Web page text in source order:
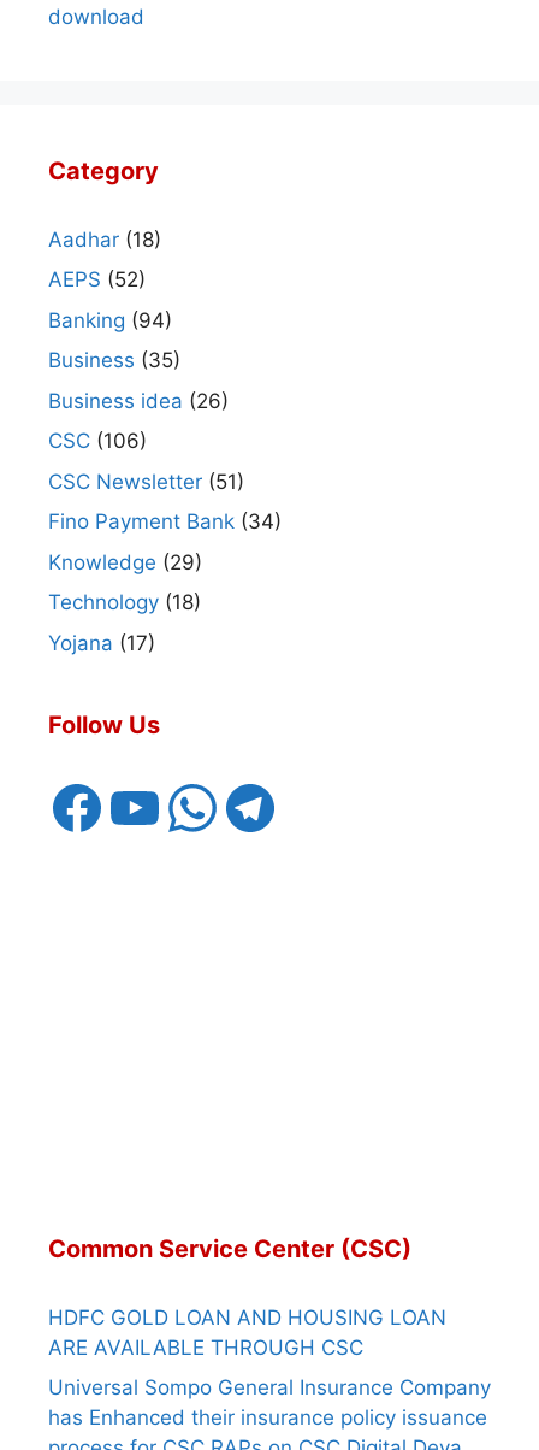
download
Category
Aadhar (18)
AEPS (52)
Banking (94)
Business (35)
Business idea (26)
CSC (106)
CSC Newsletter (51)
Fino Payment Bank (34)
Knowledge (29)
Technology (18)
Yojana (17)
Follow Us
FacebookYouTubeWhatsAppTelegram
Common Service Center (CSC)
HDFC GOLD LOAN AND HOUSING LOAN
ARE AVAILABLE THROUGH CSC
Universal Sompo General Insurance Company
has Enhanced their insurance policy issuance